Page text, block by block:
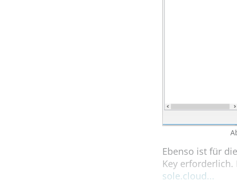
Ebenso ist für
Key
sole.cloud...